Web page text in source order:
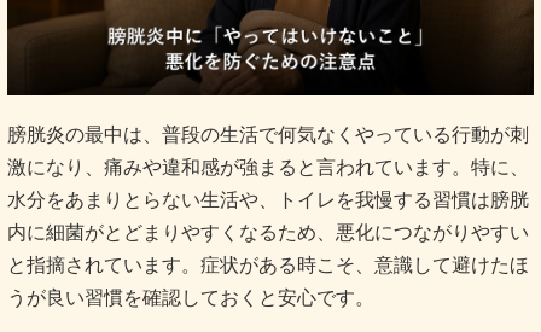
膀胱炎の最中は、普段の生活で何気なくやっている行動が刺
激になり、痛みや違和感が強まると言われています。特に、
水分をあまりとらない生活や、トイレを我慢する習慣は膀胱
内に細菌がとどまりやすくなるため、悪化につながりやすい
と指摘されています。症状がある時こそ、意識して避けたほ
うが良い習慣を確認しておくと安心です。